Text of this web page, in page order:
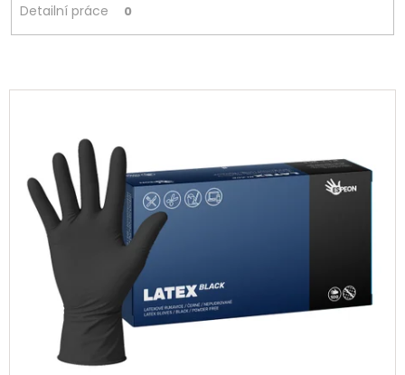
Detailní práce 0
V